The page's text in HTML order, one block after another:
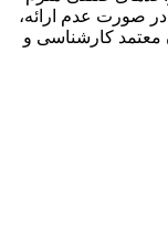
در صورت عدم ارائه،
معتمد کارشناسی و